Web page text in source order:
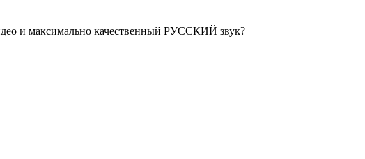
и максимально качественный РУССКИЙ звук?